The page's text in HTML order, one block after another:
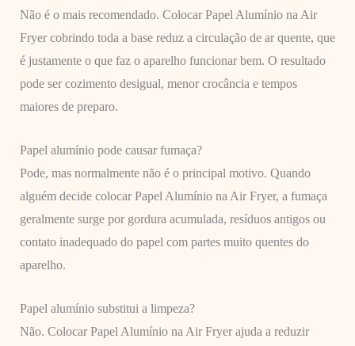
Não é o mais recomendado. Colocar Papel Alumínio na Air
Fryer cobrindo toda a base reduz a circulação de ar quente, que
é justamente o que faz o aparelho funcionar bem. O resultado
pode ser cozimento desigual, menor crocância e tempos
maiores de preparo.
Papel alumínio pode causar fumaça?
Pode, mas normalmente não é o principal motivo. Quando
alguém decide colocar Papel Alumínio na Air Fryer, a fumaça
geralmente surge por gordura acumulada, resíduos antigos ou
contato inadequado do papel com partes muito quentes do
aparelho.
Papel alumínio substitui a limpeza?
Não. Colocar Papel Alumínio na Air Fryer ajuda a reduzir